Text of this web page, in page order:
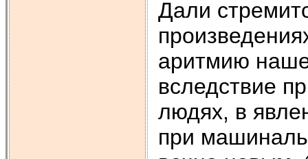
Дали
аритмию
вследствие
людях, в
при